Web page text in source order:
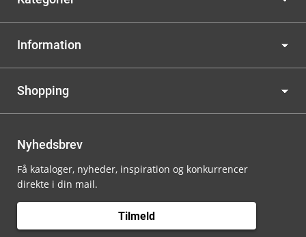
Information
Shopping
Nyhedsbrev
Få kataloger, nyheder, inspiration og konkurrencer
direkte i din mail.
Tilmeld